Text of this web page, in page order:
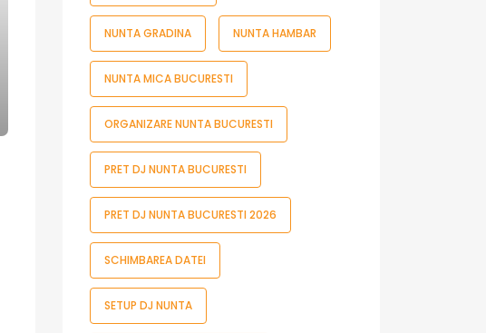
NUNTA GRADINA NUNTA HAMBAR
NUNTA MICA BUCURESTI
ORGANIZARE NUNTA BUCURESTI
PRET DJ NUNTA BUCURESTI
PRET DJ NUNTA BUCURESTI 2026
SCHIMBAREA DATEI
SETUP DJ NUNTA